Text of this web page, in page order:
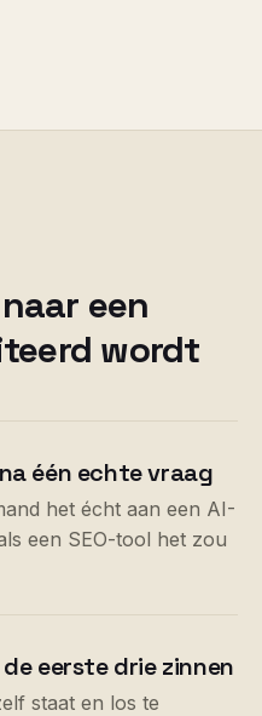
een
wordt
één echte vraag
het écht aan een AI-
een SEO-tool het zou
eerste drie zinnen
staat en los te